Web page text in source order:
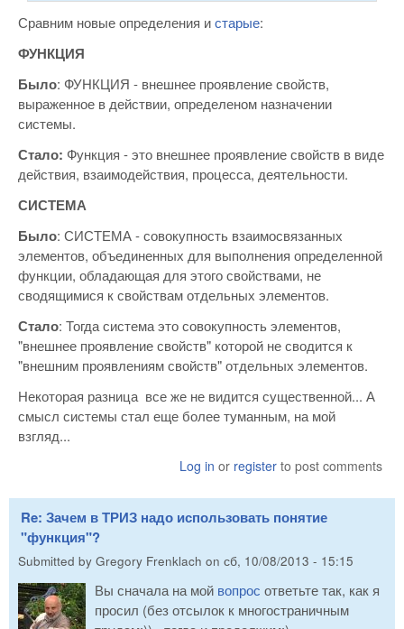
Сравним новые определения истарые:
ФУНКЦИЯ
Было: ФУНКЦИЯ - внешнее проявление свойств,
выраженное в действии, определеном назначении
системы.
Стало: Функция - это внешнее проявление свойств в виде
действия, взаимодействия, процесса, деятельности.
СИСТЕМА
Было: СИСТЕМА - совокупность взаимосвязанных
элементов, объединенных для выполнения определенной
функции, обладающая для этого свойствами, не
сводящимися к свойствам отдельных элементов.
Стало: Тогда система это совокупность элементов,
"внешнее проявление свойств" которой не сводится к
"внешним проявлениям свойств" отдельных элементов.
Некоторая разница все же не видится существенной... А
смысл системы стал еще более туманным, на мой
взгляд...
Log in or register to post comments
Re: Зачем в ТРИЗ надо использовать понятие
"функция"?
Submitted by Gregory Frenklach on сб, 10/08/2013 - 15:15
Вы сначала на мой вопрос ответьте так, как я
просил (без отсылок к многостраничным